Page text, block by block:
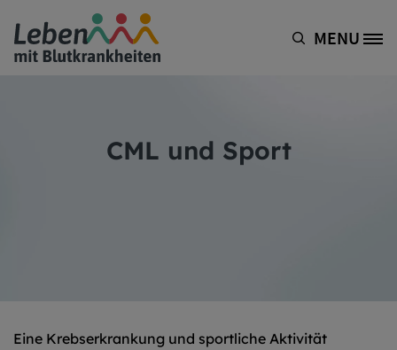
Site Logo MENU
CML und Sport
Eine Krebserkrankung und sportliche Aktivität